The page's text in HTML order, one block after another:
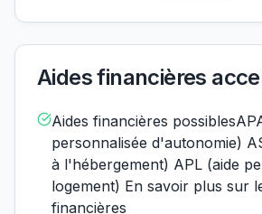
Aides financières
Aides financières
personnalisée d'autonomie)
à l'hébergement) APL (aide
logement) En savoir plus sur
financières